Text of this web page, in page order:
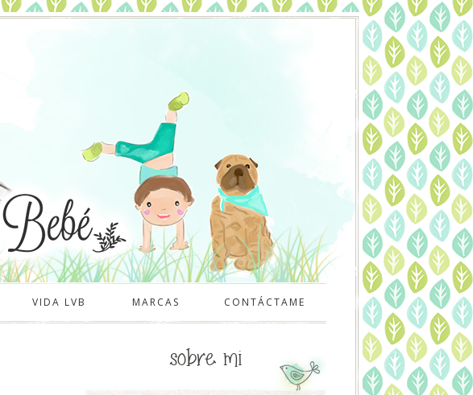
VIDA LVB MARCAS CONTÁCTAME
sobre mi